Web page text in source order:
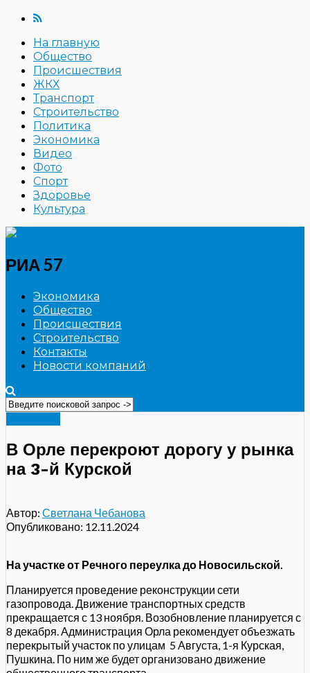
На главную
Общество
Происшествия
ЖКХ
Транспорт
Строительство
Политика
Экономика
Видео
Фото
Спорт
Здоровье
Культура
РИА 57
Экономика
Общество
Происшествия
Строительство
Контакты
Новости компаний
В Орле перекроют дорогу у рынка
на 3-й Курской
Автор: Светлана Чебанова
Опубликовано: 12.11.2024
На участке от Речного переулка до Новосильской.
Планируется проведение реконструкции сети
газопровода. Движение транспортных средств
прекращается с 13 ноября. Возобновление планируется с
8 декабря. Администрация Орла рекомендует объезжать
перекрытый участок по улицам 5 Августа, 1-я Курская,
Пушкина. По ним же будет организовано движение